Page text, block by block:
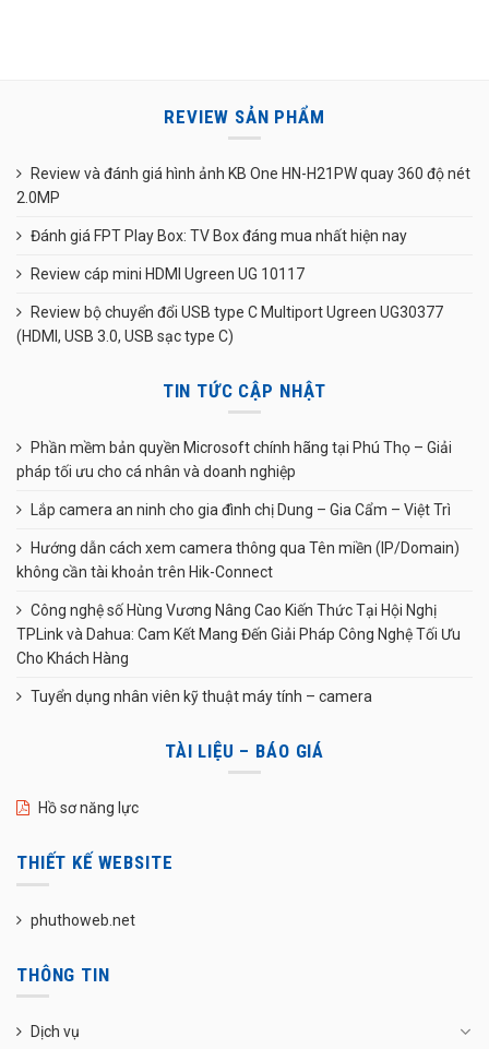
REVIEW SẢN PHẨM
Review và đánh giá hình ảnh KB One HN-H21PW quay 360 độ nét
2.0MP
Đánh giá FPT Play Box: TV Box đáng mua nhất hiện nay
Review cáp mini HDMI Ugreen UG 10117
Review bộ chuyển đổi USB type C Multiport Ugreen UG30377
(HDMI, USB 3.0, USB sạc type C)
TIN TỨC CẬP NHẬT
Phần mềm bản quyền Microsoft chính hãng tại Phú Thọ – Giải
pháp tối ưu cho cá nhân và doanh nghiệp
Lắp camera an ninh cho gia đình chị Dung – Gia Cẩm – Việt Trì
Hướng dẫn cách xem camera thông qua Tên miền (IP/Domain)
không cần tài khoản trên Hik-Connect
Công nghệ số Hùng Vương Nâng Cao Kiến Thức Tại Hội Nghị
TPLink và Dahua: Cam Kết Mang Đến Giải Pháp Công Nghệ Tối Ưu
Cho Khách Hàng
Tuyển dụng nhân viên kỹ thuật máy tính – camera
TÀI LIỆU – BÁO GIÁ
Hồ sơ năng lực
THIẾT KẾ WEBSITE
phuthoweb.net
THÔNG TIN
Dịch vụ